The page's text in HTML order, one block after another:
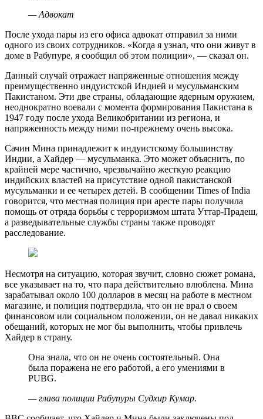
— Адвокат
После ухода пары из его офиса адвокат отправил за ними
одного из своих сотрудников. «Когда я узнал, что они живут в
доме в Рабупуре, я сообщил об этом полиции», — сказал он.
Данный случай отражает напряженные отношения между
преимущественно индуистской Индией и мусульманским
Пакистаном. Эти две страны, обладающие ядерным оружием,
неоднократно воевали с момента формирования Пакистана в
1947 году после ухода Великобритании из региона, и
напряженность между ними по-прежнему очень высока.
Сачин Мина принадлежит к индуистскому большинству
Индии, а Хайдер — мусульманка. Это может объяснить, по
крайней мере частично, чрезвычайно жесткую реакцию
индийских властей на присутствие одной пакистанской
мусульманки и ее четырех детей. В сообщении Times of India
говорится, что местная полиция при аресте пары получила
помощь от отряда борьбы с терроризмом штата Уттар-Прадеш,
а разведывательные службы страны также проводят
расследование.
Несмотря на ситуацию, которая звучит, словно сюжет романа,
все указывает на то, что пара действительно влюблена. Мина
зарабатывал около 100 долларов в месяц на работе в местном
магазине, и полиция подтвердила, что он не врал о своем
финансовом или социальном положении, он не давал никаких
обещаний, которых не мог бы выполнить, чтобы привлечь
Хайдер в страну.
Она знала, что он не очень состоятельный. Она
была поражена не его работой, а его умениями в
PUBG.
— глава полиции Рабупуры Судхир Кумар.